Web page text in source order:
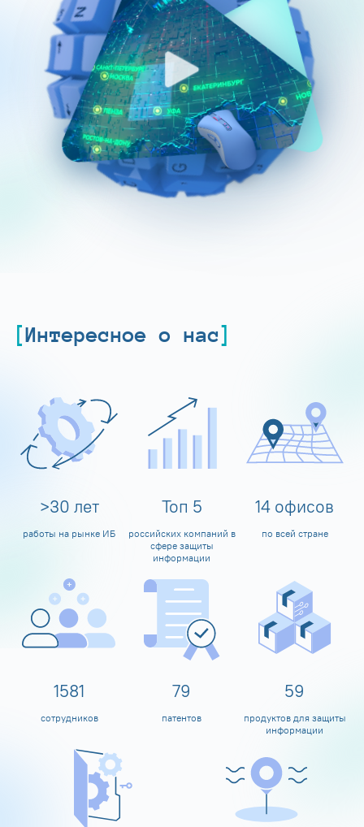
Интересное о нас
>30 лет
работы на рынке ИБ
Топ 5
российских компаний в
сфере защиты
информации
14 офисов
по всей стране
1600
сотрудников
80
патентов
60
продуктов для защиты
информации